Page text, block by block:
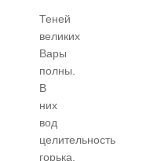
Теней
великих
Вары
полны.
В
них
вод
целительность
горька.